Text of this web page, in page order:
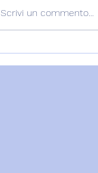
Scrivi un commento...